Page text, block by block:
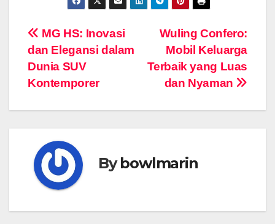
Navigasi
pos
Wuling Confero:
Mobil Keluarga
Terbaik yang Luas
dan Nyaman
MG HS: Inovasi
dan Elegansi dalam
Dunia SUV
Kontemporer
Bybowlmarin